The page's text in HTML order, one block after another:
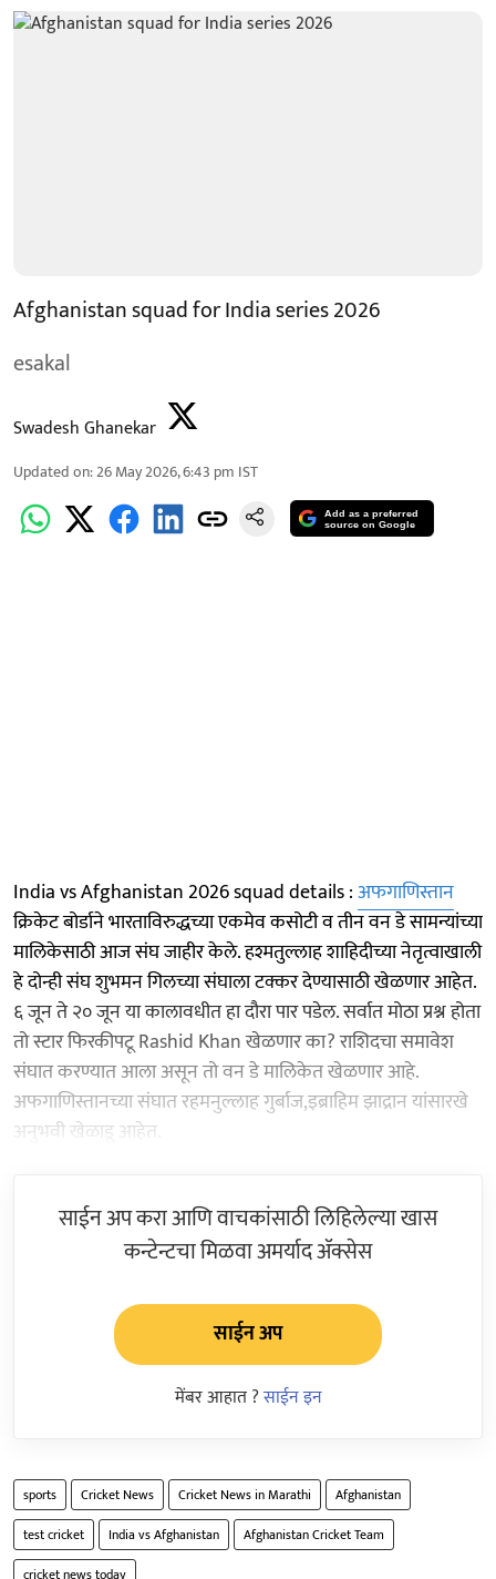
Afghanistan squad for India series 2026
esakal
Swadesh Ghanekar
Updated on:26 May 2026, 6:43 pm IST
Add as a preferred
source on Google
India vs Afghanistan 2026 squad details :अफगाणिस्तान
क्रिकेट बोर्डाने भारताविरुद्धच्या एकमेव कसोटी व तीन वन डे सामन्यांच्या
मालिकेसाठी आज संघ जाहीर केले. हश्मतुल्लाह शाहिदीच्या नेतृत्वाखाली
हे दोन्ही संघ शुभमन गिलच्या संघाला टक्कर देण्यासाठी खेळणार आहेत.
६ जून ते २० जून या कालावधीत हा दौरा पार पडेल. सर्वात मोठा प्रश्न होता
तो स्टार फिरकीपटू Rashid Khan खेळणार का? राशिदचा समावेश
संघात करण्यात आला असून तो वन डे मालिकेत खेळणार आहे.
अफगाणिस्तानच्या संघात रहमनुल्लाह गुर्बाज,इब्राहिम झाद्रान यांसारखे
अनुभवी खेळाडू आहेत.
साईन अप करा आणि वाचकांसाठी लिहिलेल्या खास
कन्टेन्टचा मिळवा अमर्याद ॲक्सेस
साईन अप
मेंबर आहात ?साईन इन
sports Cricket News Cricket News in Marathi
Afghanistan
test cricket
India vs Afghanistan
Afghanistan Cricket Team
cricket news today